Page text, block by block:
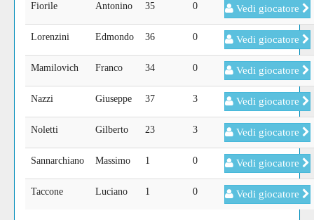
Fiorile Antonino 35 0 Vedi giocatore
Lorenzini Edmondo 36 0 Vedi giocatore
Mamilovich Franco 34 0 Vedi giocatore
Nazzi Giuseppe 37 3 Vedi giocatore
Noletti Gilberto 23 3 Vedi giocatore
Sannarchiano Massimo 1 0 Vedi giocatore
Taccone Luciano 1 0 Vedi giocatore